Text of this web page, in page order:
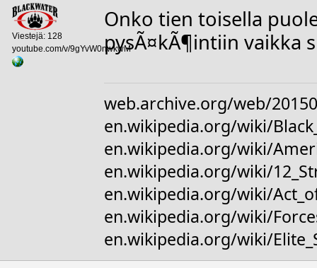
Viestejä: 128
youtube.com/v/9gYvW0nwkwM
Onko tien toisella
pysÃ¤kÃ¶intiin vaikka
web.archive.org/web/
en.wikipedia.org/wiki/
en.wikipedia.org/wiki/
en.wikipedia.org/wiki/
en.wikipedia.org/wiki/
en.wikipedia.org/wiki/
en.wikipedia.org/wiki/